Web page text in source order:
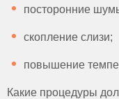
посторонние
скопление слизи;
повышение
Какие процедуры